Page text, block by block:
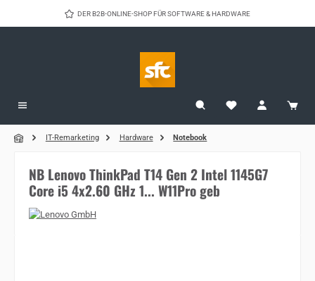
Zum Hauptinhalt springenDER B2B-ONLINE-SHOP FÜR SOFTWARE & HARDWARE
IT-Remarketing Hardware Notebook
NB Lenovo ThinkPad T14 Gen 2 Intel 1145G7
Core i5 4x2.60 GHz 1... W11Pro geb